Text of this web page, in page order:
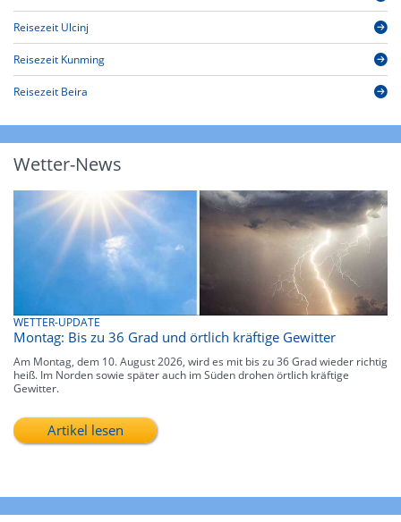
Reisezeit Ulcinj
Reisezeit Kunming
Reisezeit Beira
Wetter-News
WETTER-UPDATE
Montag: Bis zu 36 Grad und örtlich kräftige Gewitter
Am Montag, dem 10. August 2026, wird es mit bis zu 36 Grad wieder richtig
heiß. Im Norden sowie später auch im Süden drohen örtlich kräftige
Gewitter.
Artikel lesen